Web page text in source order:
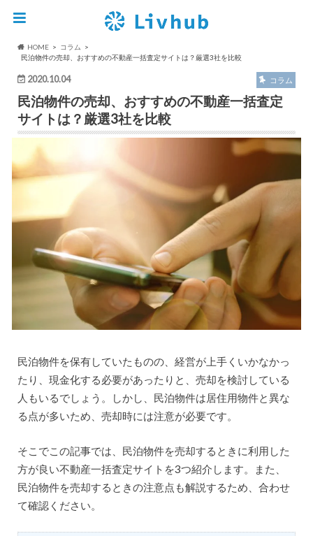
HOME
コラム
民泊物件の売却、おすすめの不動産一括査定サイトは？厳選3社を比較
2020.10.04 コラム
民泊物件の売却、おすすめの不動産一括査定
サイトは？厳選3社を比較
民泊物件を保有していたものの、経営が上手くいかなかっ
たり、現金化する必要があったりと、売却を検討している
人もいるでしょう。しかし、民泊物件は居住用物件と異な
る点が多いため、売却時には注意が必要です。
そこでこの記事では、民泊物件を売却するときに利用した
方が良い不動産一括査定サイトを3つ紹介します。また、
民泊物件を売却するときの注意点も解説するため、合わせ
て確認ください。